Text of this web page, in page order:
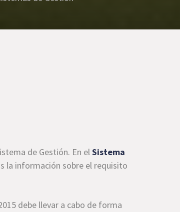
de Gestión. En elSistema
la información sobre el requisito
debe llevar a cabo de forma